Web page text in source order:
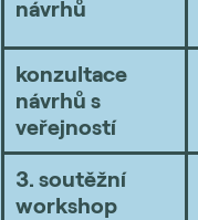
návrhů
konzultace
návrhů s
veřejností
3. soutěžní
workshop